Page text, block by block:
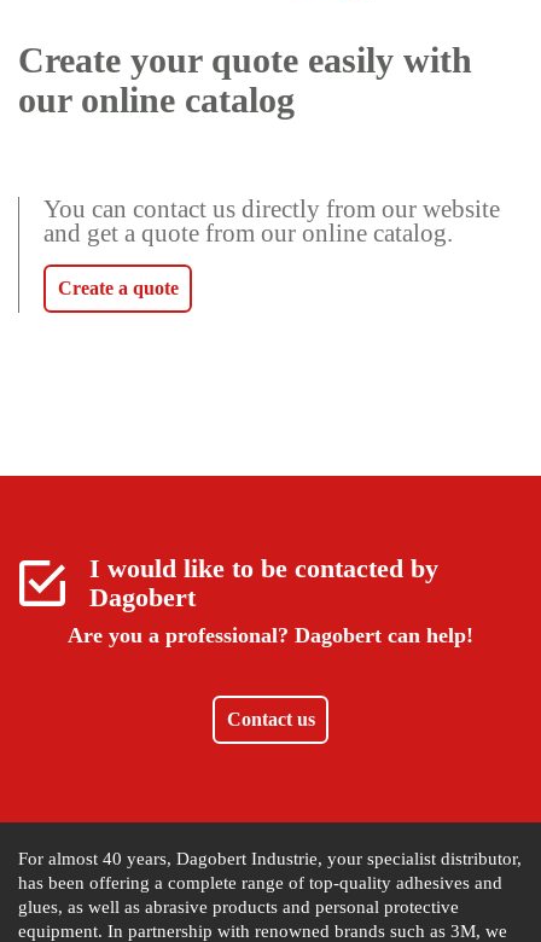
Create your quote easily with
our online catalog
You can contact us directly from our website
and get a quote from our online catalog.
Create a quote
I would like to be contacted by
Dagobert
Are you a professional? Dagobert can help!
Contact us
For almost 40 years, Dagobert Industrie, your specialist distributor,
has been offering a complete range of top-quality adhesives and
glues, as well as abrasive products and personal protective
equipment. In partnership with renowned brands such as 3M, we